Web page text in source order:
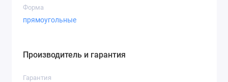
Форма
прямоугольные
Производитель и гарантия
Гарантия